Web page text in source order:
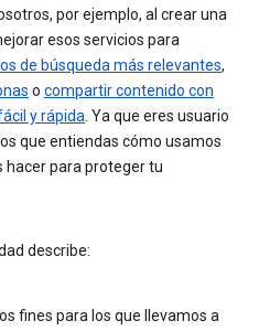
por ejemplo, al crear una
esos servicios para
de búsqueda más relevantes,
o compartir contenido con
y rápida. Ya que eres usuario
que entiendas cómo usamos
hacer para proteger tu
describe:
fines para los que llevamos a